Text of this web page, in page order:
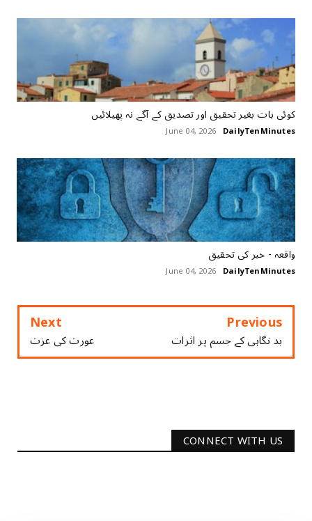
کوئی بات بغیر تحقیق اور تصدیق کے آگے نہ پھیلائیں
DailyTenMinutes
June 04, 2026
واقعہ - خبر کی تحقیق
DailyTenMinutes
June 04, 2026
Previous
بد نگاہی کے جسم پر اثرات
Next
عورت کی عزت
CONNECT WITH US